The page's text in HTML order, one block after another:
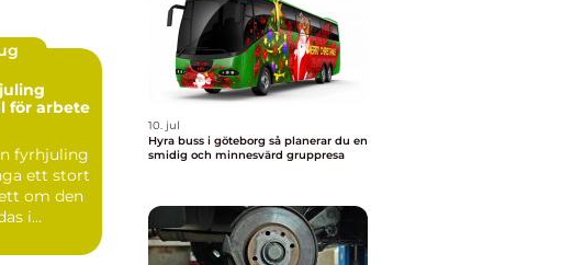
för arbete
fyrhjuling
ett stort
om den
i
10. jul
Hyra buss i göteborg så planerar du en
smidig och minnesvärd gruppresa